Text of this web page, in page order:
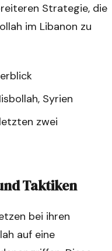
Strategie, die
im Libanon zu
Syrien
zwei
Taktiken
bei ihren
auf eine